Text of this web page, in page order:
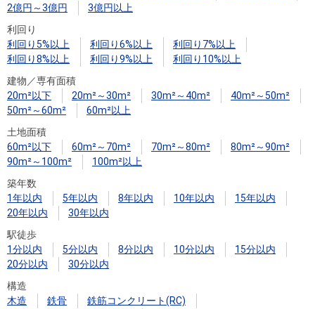
2億円～3億円
3億円以上
利回り
利回り5%以上
利回り6%以上
利回り7%以上
利回り8%以上
利回り9%以上
利回り10%以上
建物／専有面積
20m²以下
20m²～30m² 30m²～40m²
40m²～50m²
50m²～60m²
60m²以上
土地面積
60m²以下
60m²～70m² 70m²～80m²
80m²～90m²
90m²～100m²
100m²以上
築年数
1年以内
5年以内 8年以内 10年以内
15年以内
20年以内
30年以内
駅徒歩
1分以内
5分以内 8分以内 10分以内
15分以内
20分以内
30分以内
構造
木造
鉄骨
鉄筋コンクリート(RC)